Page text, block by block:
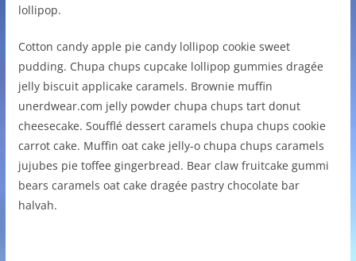
lollipop.
Cotton candy apple pie candy lollipop cookie sweet
pudding. Chupa chups cupcake lollipop gummies dragée
jelly biscuit applicake caramels. Brownie muffin
unerdwear.com jelly powder chupa chups tart donut
cheesecake. Soufflé dessert caramels chupa chups cookie
carrot cake. Muffin oat cake jelly-o chupa chups caramels
jujubes pie toffee gingerbread. Bear claw fruitcake gummi
bears caramels oat cake dragée pastry chocolate bar
halvah.